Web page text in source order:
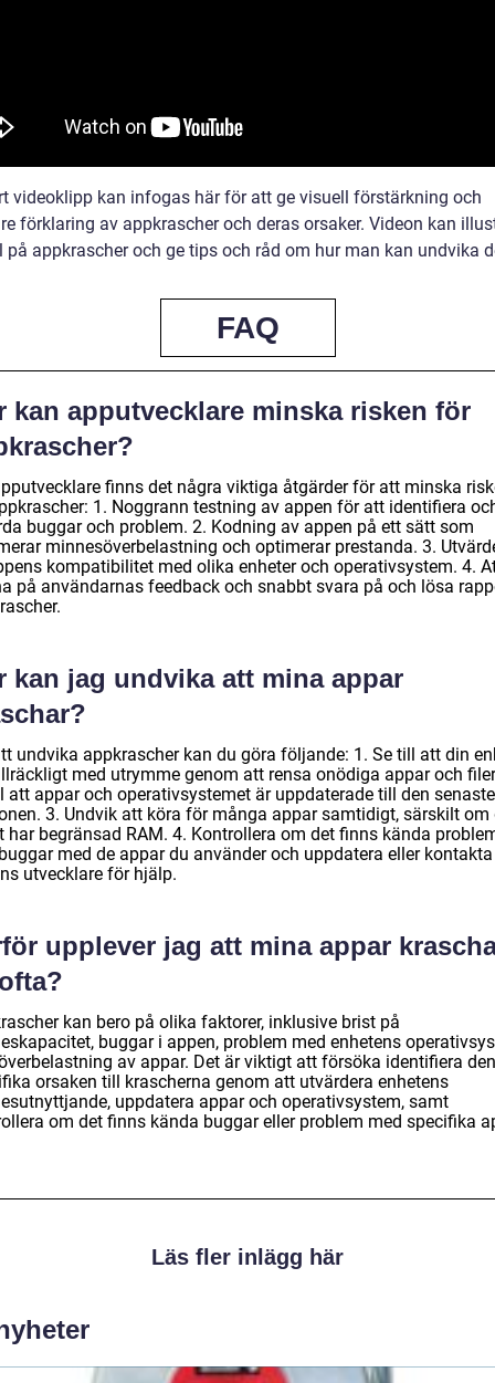
videoklipp kan infogas här för att ge visuell förstärkning och
förklaring av appkrascher och deras orsaker. Videon kan
på appkrascher och ge tips och råd om hur man kan undvika
FAQ
kan apputvecklare minska risken för
finns det några viktiga åtgärder för att minska
1. Noggrann testning av appen för att identifiera
buggar och problem. 2. Kodning av appen på ett sätt som
minnesöverbelastning och optimerar prestanda. 3.
kompatibilitet med olika enheter och operativsystem. 4.
på användarnas feedback och snabbt svara på och lösa
kan jag undvika att mina appar
undvika appkrascher kan du göra följande: 1. Se till att din
med utrymme genom att rensa onödiga appar och
att appar och operativsystemet är uppdaterade till den senaste
3. Undvik att köra för många appar samtidigt, särskilt om
har begränsad RAM. 4. Kontrollera om det finns kända
med de appar du använder och uppdatera eller kontakta
utvecklare för hjälp.
upplever jag att mina appar
kan bero på olika faktorer, inklusive brist på
buggar i appen, problem med enhetens
av appar. Det är viktigt att försöka identifiera den
orsaken till krascherna genom att utvärdera enhetens
uppdatera appar och operativsystem, samt
om det finns kända buggar eller problem med specifika
Läs fler inlägg här